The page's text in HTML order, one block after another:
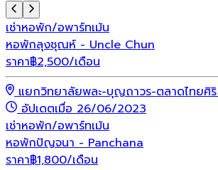
เช่าหอพัก/อพาร์ทเม้น
หอพักลุงชุณห์ - Uncle Chun
ราคา฿2,500/เดือน
แยกวิทยาลัยพละ-บุญถาวร-ตลาดไทยศิ
อัปเดตเมื่อ 26/06/2023
เช่าหอพัก/อพาร์ทเม้น
หอพักปัญจนา - Panchana
ราคา฿1,800/เดือน